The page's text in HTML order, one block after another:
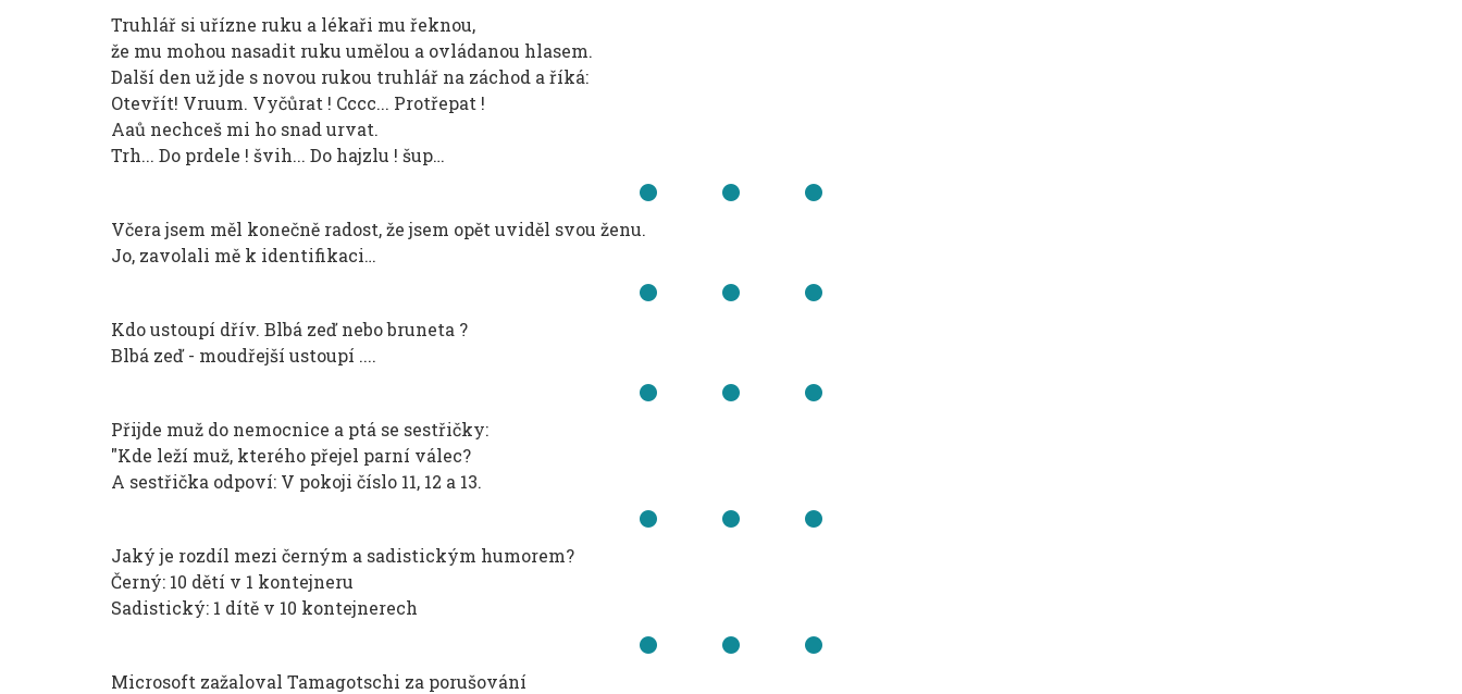
Truhlář si uřízne ruku a lékaři mu řeknou,
že mu mohou nasadit ruku umělou a ovládanou hlasem.
Další den už jde s novou rukou truhlář na záchod a říká:
Otevřít! Vruum. Vyčůrat ! Cccc... Protřepat !
Aaů nechceš mi ho snad urvat.
Trh... Do prdele ! švih... Do hajzlu ! šup…
Včera jsem měl konečně radost, že jsem opět uviděl svou ženu.
Jo, zavolali mě k identifikaci…
Kdo ustoupí dřív. Blbá zeď nebo bruneta ?
Blbá zeď - moudřejší ustoupí ....
Přijde muž do nemocnice a ptá se sestřičky:
"Kde leží muž, kterého přejel parní válec?
A sestřička odpoví: V pokoji číslo 11, 12 a 13.
Jaký je rozdíl mezi černým a sadistickým humorem?
Černý: 10 dětí v 1 kontejneru
Sadistický: 1 dítě v 10 kontejnerech
Microsoft zažaloval Tamagotschi za porušování